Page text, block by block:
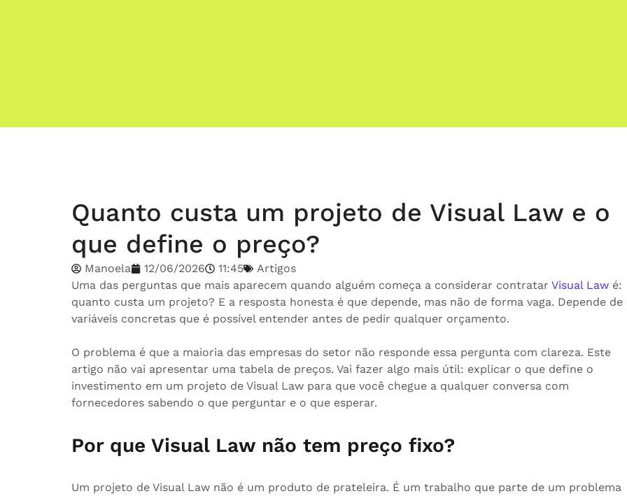
Quanto custa um projeto de Visual Law e o
que define o preço?
Manoela 12/06/2026 11:45
Artigos
Uma das perguntas que mais aparecem quando alguém começa a considerar contratar Visual Law é:
quanto custa um projeto? E a resposta honesta é que depende, mas não de forma vaga. Depende de
variáveis concretas que é possível entender antes de pedir qualquer orçamento.
O problema é que a maioria das empresas do setor não responde essa pergunta com clareza. Este
artigo não vai apresentar uma tabela de preços. Vai fazer algo mais útil: explicar o que define o
investimento em um projeto de Visual Law para que você chegue a qualquer conversa com
fornecedores sabendo o que perguntar e o que esperar.
Por que Visual Law não tem preço fixo?
Um projeto de Visual Law não é um produto de prateleira. É um trabalho que parte de um problema